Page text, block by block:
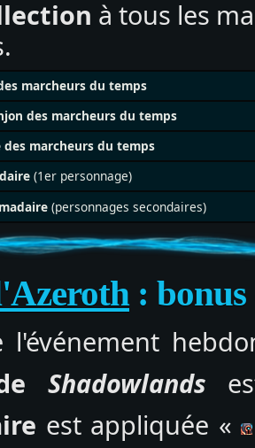
à tous les
marcheurs du temps
des marcheurs du temps
des marcheurs du temps
(1er personnage)
(personnages secondaires)
: bonus
l'événement
Shadowlands
est appliquée «